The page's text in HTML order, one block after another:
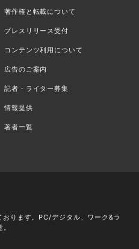
著作権と転載について
プレスリリース受付
コンテンツ利用について
広告のご案内
記者・ライター募集
情報提供
著者一覧
ります。PC/デジタル、ワーク&ラ